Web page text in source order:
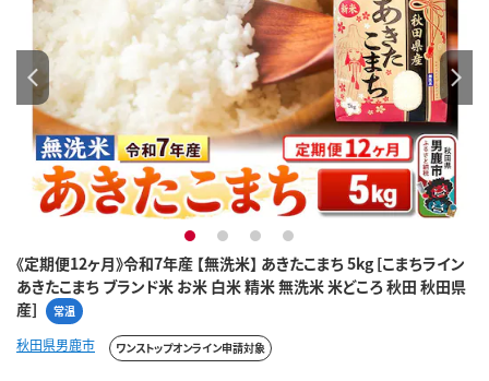
《定期便12ヶ月》令和7年産 【無洗米】 あきたこまち 5kg [こまちライン
あきたこまち ブランド米 お米 白米 精米 無洗米 米どころ 秋田 秋田県
産]
常温
1 2 3 4
秋田県男鹿市 ワンストップオンライン申請対象